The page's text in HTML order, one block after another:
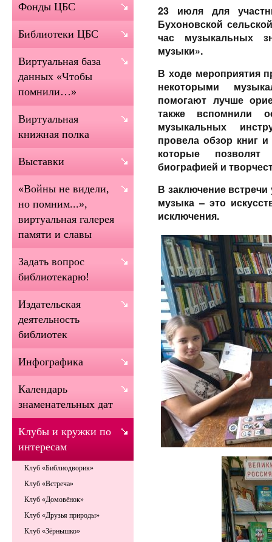
23 июля для
Бухоновской
час музыкальных
музыки».
В ходе мероприятия
некоторыми
помогают лучше
также вспомнили
музыкальных
провела обзор книг
которые позволят
биографией и
В заключение
музыка – это
исключения.
Фонды ЦБС
Библиотеки ЦБС
Виртуальная база
данных «Чтобы
помнили…»
Виртуальная
книжная полка
Выставки
«Войны не видели,
но помним...»,
виртуальная галерея
памяти и славы
Задать вопрос
библиотекарю!
Издательская
деятельность
библиотек
Инфографика
Календарь
знаменательных дат
Клубы и кружки по
интересам
Клуб «Библиодворик»
Клуб «Встреча»
Клуб «Домовёнок»
Клуб «Друзья природы»
Клуб «Зёрнышко»